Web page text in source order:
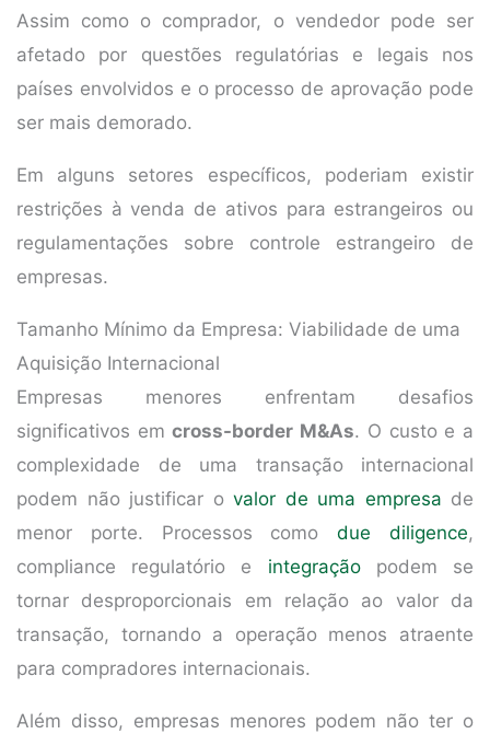
Assim como o comprador, o vendedor pode ser
afetado por questões regulatórias e legais nos
países envolvidos e o processo de aprovação pode
ser mais demorado.
Em alguns setores específicos, poderiam existir
restrições à venda de ativos para estrangeiros ou
regulamentações sobre controle estrangeiro de
empresas.
Tamanho Mínimo da Empresa: Viabilidade de uma
Aquisição Internacional
Empresas menores enfrentam desafios
significativos emcross-border M&As. O custo e a
complexidade de uma transação internacional
podem não justificar o valor de uma empresa de
menor porte. Processos comodue diligence,
compliance regulatório e integração podem se
tornar desproporcionais em relação ao valor da
transação, tornando a operação menos atraente
para compradores internacionais.
Além disso, empresas menores podem não ter o